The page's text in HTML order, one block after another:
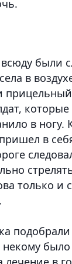
всюду были
в
которые
в ногу.
в
только